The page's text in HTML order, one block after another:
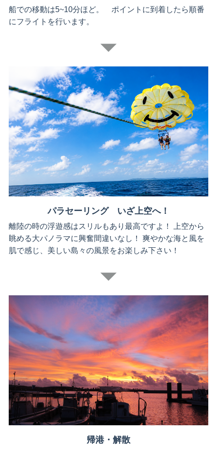
船での移動は5~10分ほど。 ポイントに到着したら順番
にフライトを行います。
パラセーリング いざ上空へ！
離陸の時の浮遊感はスリルもあり最高ですよ！ 上空から
眺める大パノラマに興奮間違いなし！ 爽やかな海と風を
肌で感じ、美しい島々の風景をお楽しみ下さい！
帰港・解散